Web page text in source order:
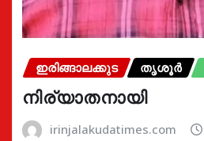
ഇരിങ്ങാലക്കുട തൃശൂർ
നിര്യാതനായി
irinjalakudatimes.com